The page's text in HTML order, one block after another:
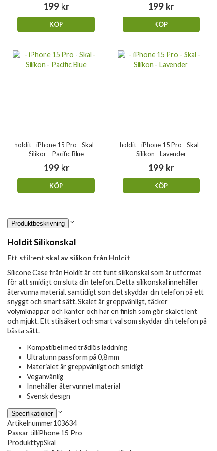
199 kr
KÖP
199 kr
KÖP
holdit - iPhone 15 Pro - Skal -
Silikon - Pacific Blue
199 kr
KÖP
holdit - iPhone 15 Pro - Skal -
Silikon - Lavender
199 kr
KÖP
Produktbeskrivning
Holdit Silikonskal
Ett stilrent skal av silikon från Holdit
Silicone Case från Holdit är ett tunt silikonskal som är utformat
för att smidigt omsluta din telefon. Detta silikonskal innehåller
återvunna material, samtidigt som det skyddar din telefon på ett
snyggt och smart sätt. Skalet är greppvänligt, täcker
volymknappar och kanter och har en finish som gör skalet lent
och mjukt. Ett stilsäkert och smart val som skyddar din telefon på
bästa sätt.
Kompatibel med trådlös laddning
Ultratunn passform på 0,8 mm
Materialet är greppvänligt och smidigt
Veganvänlig
Innehåller återvunnet material
Svensk design
Specifikationer
Artikelnummer103634
Passar tilliPhone 15 Pro
ProdukttypSkal